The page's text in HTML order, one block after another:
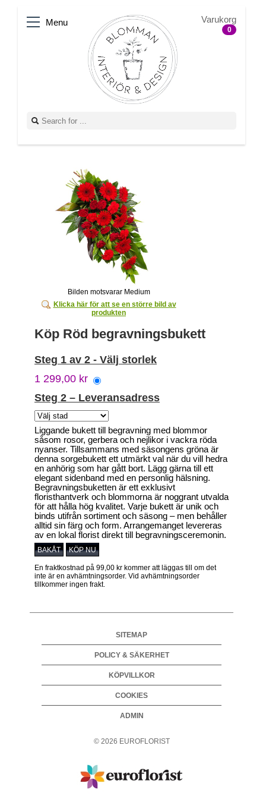
Menu Varukorg
0
Bilden motsvarar Medium
Klicka här för att se en större bild av
produkten
Köp Röd begravningsbukett
Steg 1 av 2 - Välj storlek
1 299,00 kr
Steg 2 – Leveransadress
Liggande bukett till begravning med blommor
såsom rosor, gerbera och nejlikor i vackra röda
nyanser. Tillsammans med säsongens gröna är
denna sorgebukett ett utmärkt val när du vill hedra
en anhörig som har gått bort. Lägg gärna till ett
elegant sidenband med en personlig hälsning.
Begravningsbuketten är ett exklusivt
floristhantverk och blommorna är noggrant utvalda
för att hålla hög kvalitet. Varje bukett är unik och
binds utifrån sortiment och säsong – men behåller
alltid sin färg och form. Arrangemanget levereras
av en lokal florist direkt till begravningsceremonin.
BAKÅT KÖP NU
En fraktkostnad på 99,00 kr kommer att läggas till om det
inte är en avhämtningsorder. Vid avhämtningsorder
tillkommer ingen frakt.
© 2026 EUROFLORIST
SITEMAP
POLICY & SÄKERHET
KÖPVILLKOR
COOKIES
ADMIN